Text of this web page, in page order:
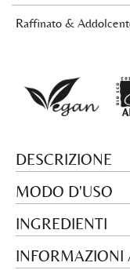
Raffinato &
DESCRIZIONE
MODO D'USO
INGREDIENTI
INFORMAZIONI